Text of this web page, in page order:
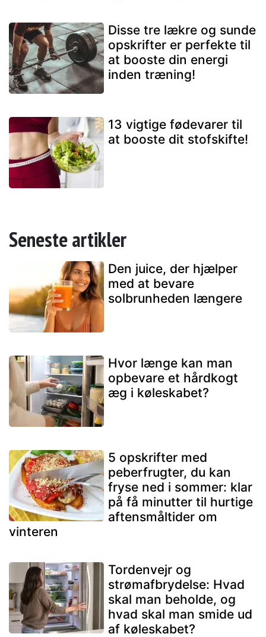
Disse tre lækre og sunde
opskrifter er perfekte til
at booste din energi
inden træning!
13 vigtige fødevarer til
at booste dit stofskifte!
Seneste artikler
Den juice, der hjælper
med at bevare
solbrunheden længere
Hvor længe kan man
opbevare et hårdkogt
æg i køleskabet?
5 opskrifter med
peberfrugter, du kan
fryse ned i sommer: klar
på få minutter til hurtige
aftensmåltider om
vinteren
Tordenvejr og
strømafbrydelse: Hvad
skal man beholde, og
hvad skal man smide ud
af køleskabet?